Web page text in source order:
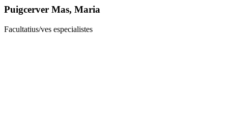
Puigcerver Mas, Maria
Facultatius/ves especialistes